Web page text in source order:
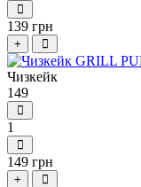
139 грн
+
Чизкейк
149
1
149 грн
+